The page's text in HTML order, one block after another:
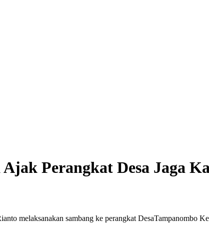
Perangkat Desa Jaga
melaksanakan sambang ke perangkat DesaTampanombo